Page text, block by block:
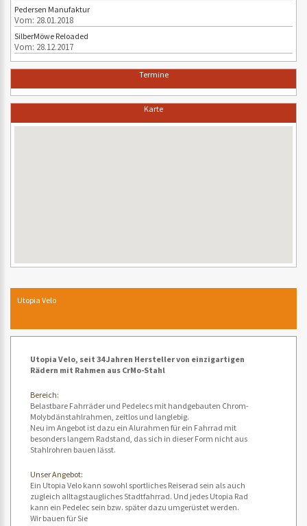
Pedersen Manufaktur
Vom: 28.01.2018
SilberMöwe Reloaded
Vom: 28.12.2017
Termine
Karte
Utopia Velo
Utopia Velo, seit 34 Jahren Hersteller von einzigartigen
Rädern mit Rahmen aus CrMo-Stahl
Bereich:
Belastbare Fahrräder und Pedelecs mit handgebauten Chrom-
Molybdänstahlrahmen, zeitlos und langlebig.
Neu im Angebot ist dazu ein Alurahmen für ein Fahrrad mit
besonders langem Radstand, das sich in dieser Form nicht aus
Stahlrohren bauen lässt.
Unser Angebot:
Ein Utopia Velo kann sowohl sportliches Reiserad sein als auch
zugleich alltagstaugliches Stadtfahrrad. Und jedes Utopia Rad
kann ein Pedelec sein bzw. später dazu umgerüstet werden.
Wir bauen für Sie